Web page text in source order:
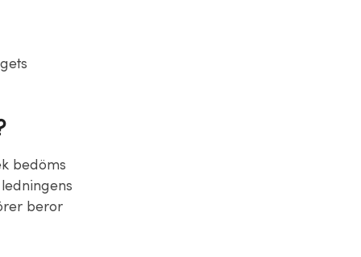
bedöms
beror